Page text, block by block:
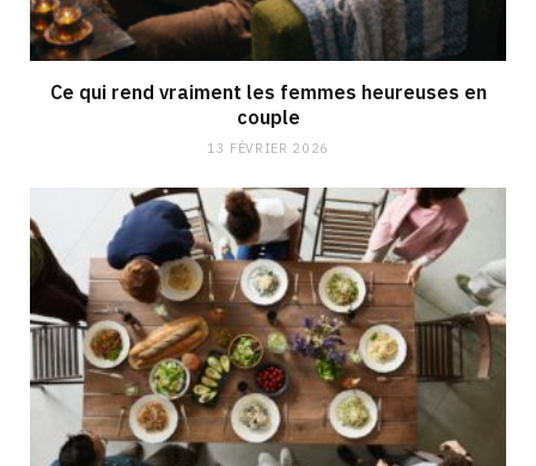
Ce qui rend vraiment les femmes heureuses en
couple
13 FÉVRIER 2026